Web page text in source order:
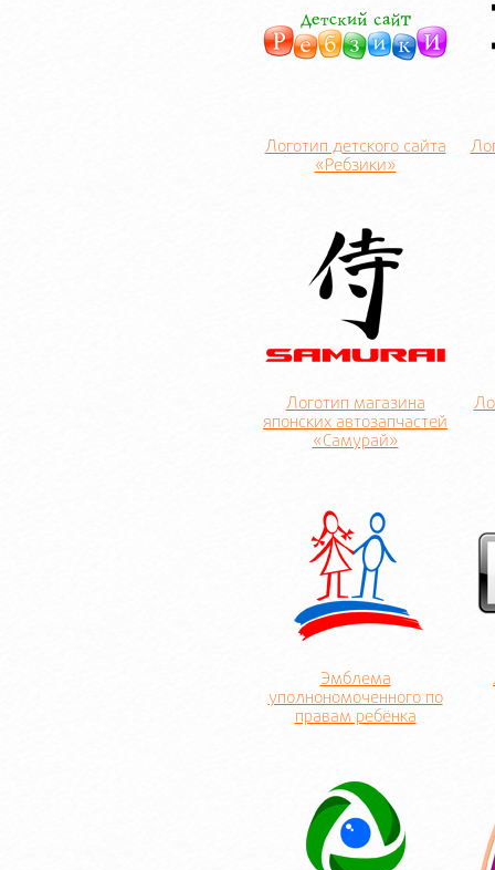
Логотип детского сайта
«Ребзики»
Логотип магазина
японских автозапчастей
«Самурай»
Эмблема
уполнономоченного по
правам ребёнка